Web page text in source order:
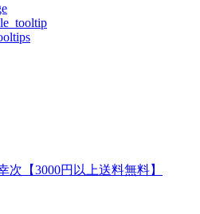
次【3000円以上送料無料】